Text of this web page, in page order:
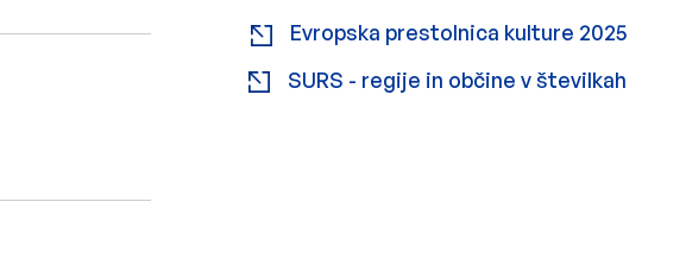
Zunanja povezava na
Evropska prestolnica kulture 2025
Zunanja povezava na
SURS - regije in občine v številkah